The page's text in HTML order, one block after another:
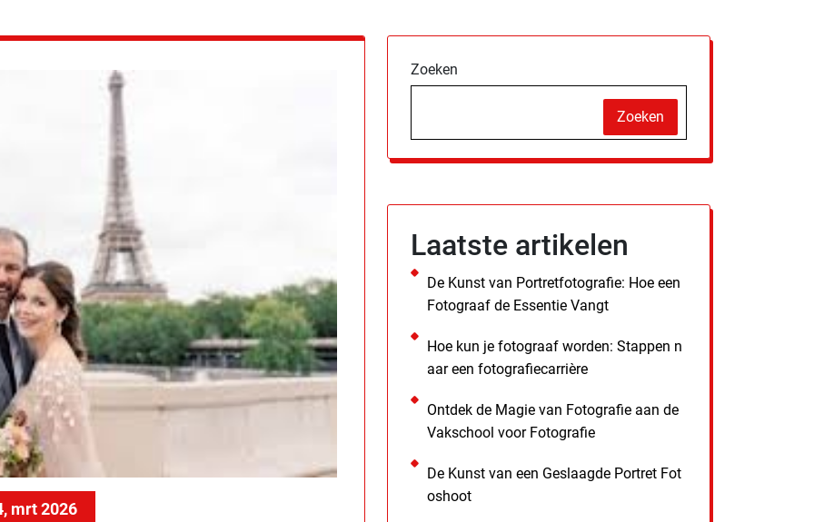
mrt 2026
Zoeken
Zoeken
Laatste artikelen
De Kunst van Portretfotografie: Hoe een
Fotograaf de Essentie Vangt
Hoe kun je fotograaf worden: Stappen n
aar een fotografiecarrière
Ontdek de Magie van Fotografie aan de
Vakschool voor Fotografie
De Kunst van een Geslaagde Portret Fot
oshoot